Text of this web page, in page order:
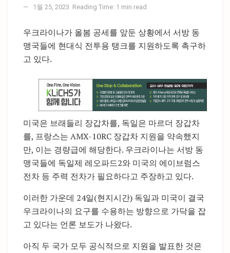
1월 25, 2023 Reading Time: 1 min read
우크라이나가 올봄 공세를 앞둔 상황에서 서방 동
맹국들에 현대식 전투용 탱크를 지원하도록 촉구하
고 있다.
미국은 브래들리 장갑차를, 독일은 마르더 장갑차
를, 프랑스는 AMX-10RC 장갑차 지원을 약속했지
만, 이는 경량급에 해당한다. 우크라이나는 서방 동
맹국들에 독일제 레오파드2와 미국의 에이브럼스
전차 등 주력 전차가 필요하다고 주장하고 있다.
이러한 가운데 24일(현지시간) 독일과 미국이 결국
우크라이나의 요구를 수용하는 방향으로 가닥을 잡
고 있다는 언론 보도가 나왔다.
아직 두 국가 모두 공식적으로 지원을 발표한 것은